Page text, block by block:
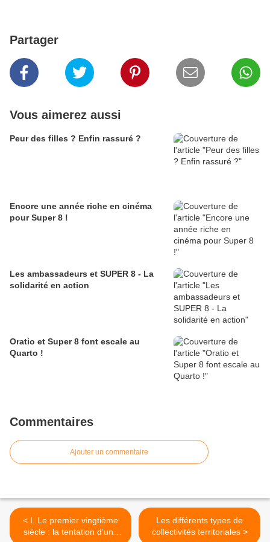
Partager
Vous aimerez aussi
Peur des filles ? Enfin rassuré ?
Encore une année riche en cinéma
pour Super 8 !
Les ambassadeurs et SUPER 8 - La
solidarité en action
Oratio et Super 8 font escale au
Quarto !
Commentaires
Ajouter un commentaire
< I. Le premier vingtième
siècle : la tentation d’une
Les différents types de
collectivités territoriales >